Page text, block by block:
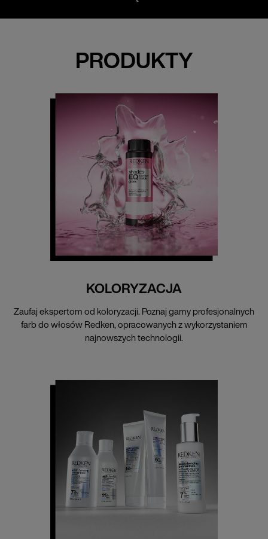
PRODUKTY
KOLORYZACJA
Zaufaj ekspertom od koloryzacji. Poznaj gamy profesjonalnych
farb do włosów Redken, opracowanych z wykorzystaniem
najnowszych technologii.